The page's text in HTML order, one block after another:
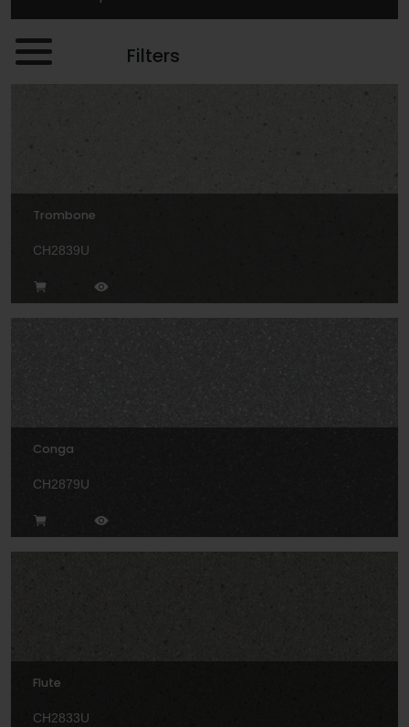
Filters
Trombone
CH2839U
Conga
CH2879U
Flute
CH2833U